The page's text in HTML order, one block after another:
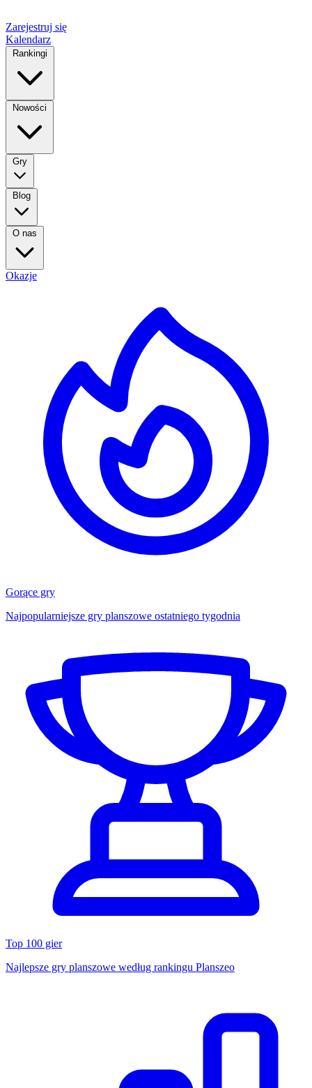
Zarejestruj się
Kalendarz
Rankingi
Nowości
Gry
Blog
O nas
Okazje
Gorące gry
Najpopularniejsze gry planszowe ostatniego tygodnia
Top 100 gier
Najlepsze gry planszowe według rankingu Planszeo